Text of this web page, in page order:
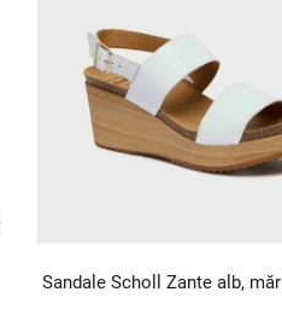
Sandale Scholl Zante alb,